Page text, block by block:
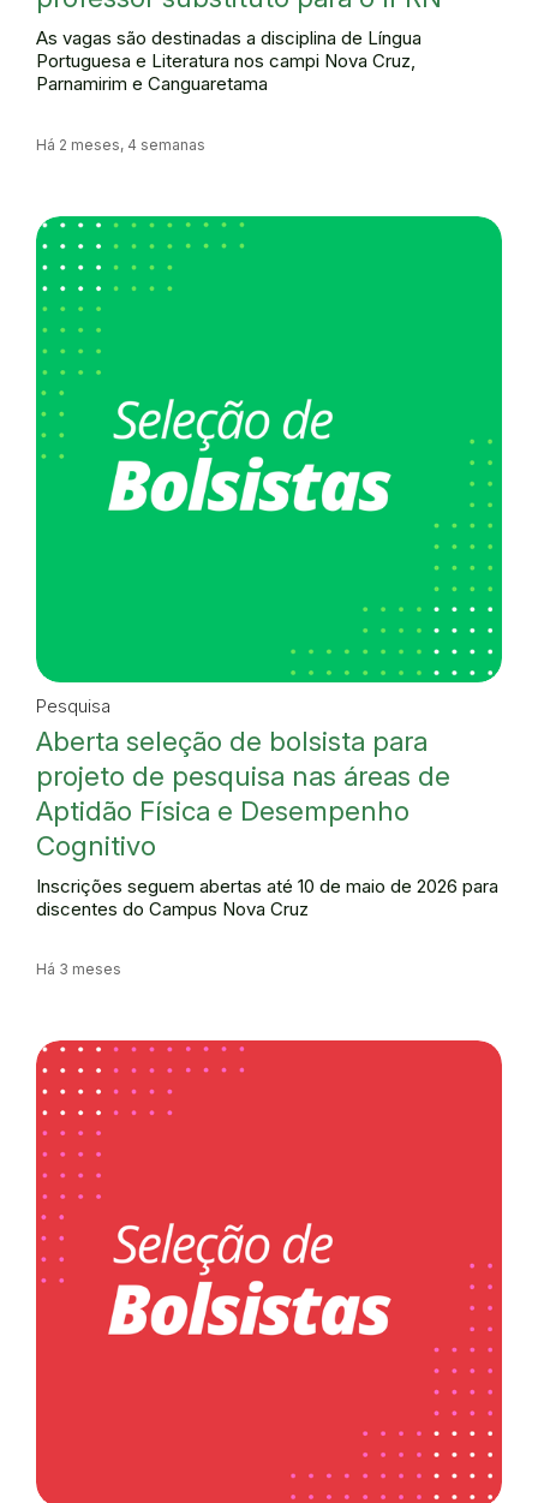
As vagas são destinadas a disciplina de Língua
Portuguesa e Literatura nos campi Nova Cruz,
Parnamirim e Canguaretama
Há 2 meses, 4 semanas
Pesquisa
Aberta seleção de bolsista para
projeto de pesquisa nas áreas de
Aptidão Física e Desempenho
Cognitivo
Inscrições seguem abertas até 10 de maio de 2026 para
discentes do Campus Nova Cruz
Há 3 meses